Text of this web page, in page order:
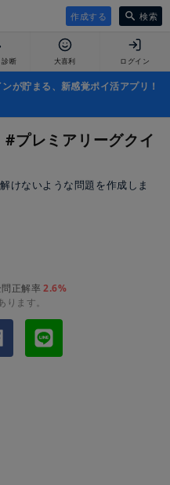
作成する 検索
診断 大喜利 ログイン
が貯まる、新感覚ポイ活アプリ！
プレミアリーグクイ
けないような問題を作成しま
正解率2.6%
ます。